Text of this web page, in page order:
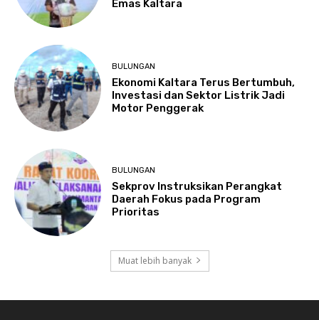
Emas Kaltara
BULUNGAN
Ekonomi Kaltara Terus Bertumbuh,
Investasi dan Sektor Listrik Jadi
Motor Penggerak
BULUNGAN
Sekprov Instruksikan Perangkat
Daerah Fokus pada Program
Prioritas
Muat lebih banyak